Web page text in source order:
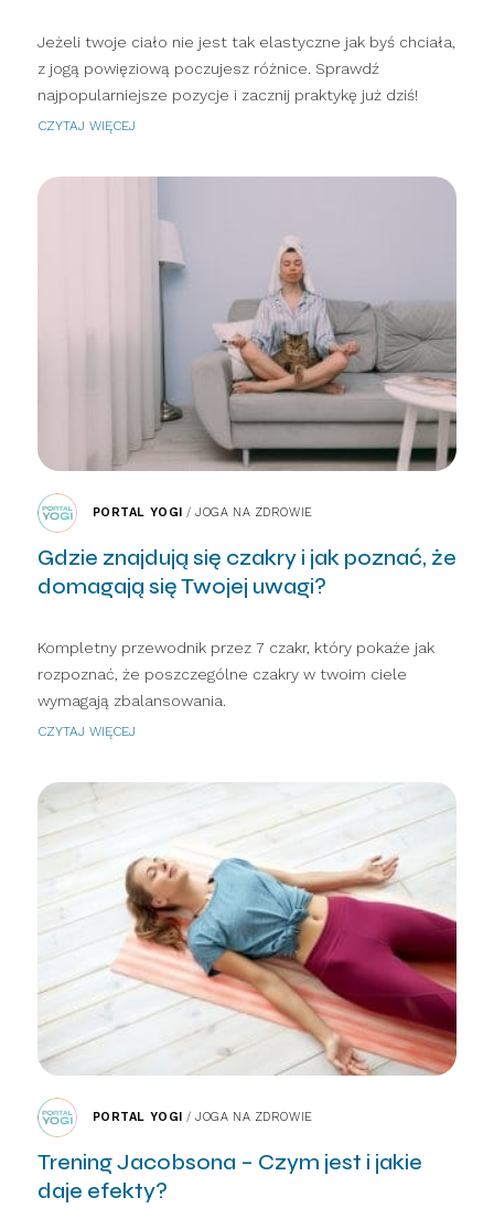
Jeżeli twoje ciało nie jest tak elastyczne jak byś chciała,
z jogą powięziową poczujesz różnice. Sprawdź
najpopularniejsze pozycje i zacznij praktykę już dziś!
CZYTAJ WIĘCEJ
PORTAL YOGI /JOGA NA ZDROWIE
Gdzie znajdują się czakry i jak poznać, że
domagają się Twojej uwagi?
Kompletny przewodnik przez 7 czakr, który pokaże jak
rozpoznać, że poszczególne czakry w twoim ciele
wymagają zbalansowania.
CZYTAJ WIĘCEJ
PORTAL YOGI /JOGA NA ZDROWIE
Trening Jacobsona – Czym jest i jakie
daje efekty?